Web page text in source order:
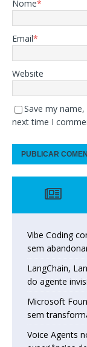
Nome*
Email*
Website
Save my
next time I
Vibe Coding
sem
LangChain,
do agente
Microsoft
sem
Voice Agents